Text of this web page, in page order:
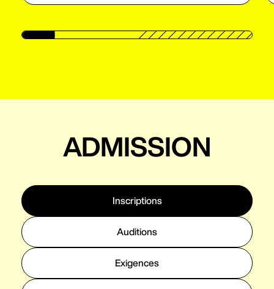
ADMISSION
Inscriptions
Auditions
Exigences